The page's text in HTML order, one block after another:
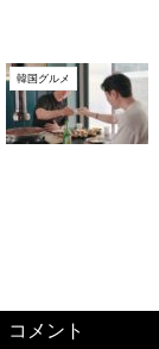
韓国グルメ
コメント